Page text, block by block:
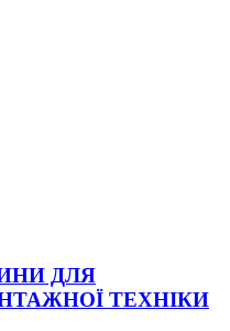
ДЛЯ
ТЕХНІКИ